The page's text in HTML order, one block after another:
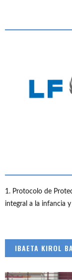
1. Protocolo de
integral a la infancia
IBAETA KIROL